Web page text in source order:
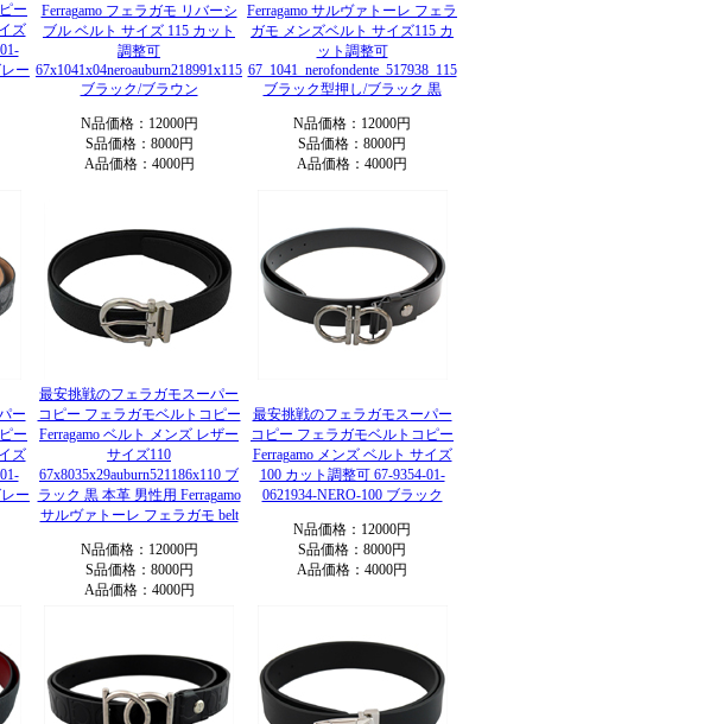
ー
ズ
ー
Ferragamo フェラガモ リバーシ
ブル ベルト サイズ 115 カット
調整可
67x1041x04neroauburn218991x115
ブラック/ブラウン
N品価格：12000円
S品価格：8000円
A品価格：4000円
Ferragamo サルヴァトーレ フェラ
ガモ メンズベルト サイズ115 カ
ット調整可
67_1041_nerofondente_517938_115
ブラック型押し/ブラック 黒
N品価格：12000円
S品価格：8000円
A品価格：4000円
ー
ー
ズ
ー
最安挑戦のフェラガモスーパー
コピー フェラガモベルトコピー
Ferragamo ベルト メンズ レザー
サイズ110
67x8035x29auburn521186x110 ブ
ラック 黒 本革 男性用 Ferragamo
サルヴァトーレ フェラガモ belt
N品価格：12000円
S品価格：8000円
A品価格：4000円
最安挑戦のフェラガモスーパー
コピー フェラガモベルトコピー
Ferragamo メンズ ベルト サイズ
100 カット調整可 67-9354-01-
0621934-NERO-100 ブラック
N品価格：12000円
S品価格：8000円
A品価格：4000円